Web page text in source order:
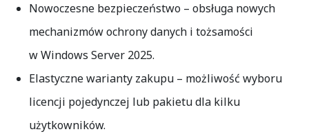
Nowoczesne bezpieczeństwo– obsługa nowych
mechanizmów ochrony danych i tożsamości
w Windows Server 2025.
Elastyczne warianty zakupu– możliwość wyboru
licencji pojedynczej lub pakietu dla kilku
użytkowników.